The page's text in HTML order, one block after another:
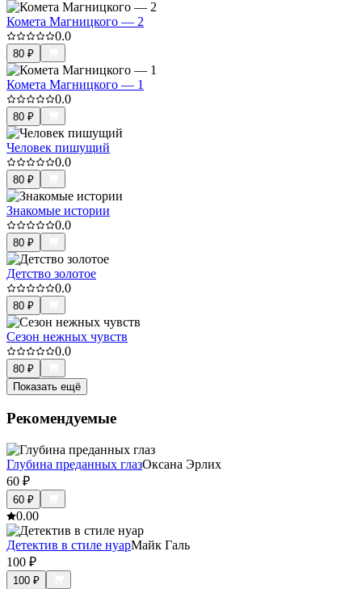
Комета Магницкого — 2
0.0
80 ₽
Комета Магницкого — 1
0.0
80 ₽
Человек пишущий
0.0
80 ₽
Знакомые истории
0.0
80 ₽
Детство золотое
0.0
80 ₽
Сезон нежных чувств
0.0
80 ₽
Показать ещё
Рекомендуемые
Глубина преданных глазОксана Эрлих
60 ₽
60 ₽
0.00
Детектив в стиле нуарМайк Галь
100 ₽
100 ₽